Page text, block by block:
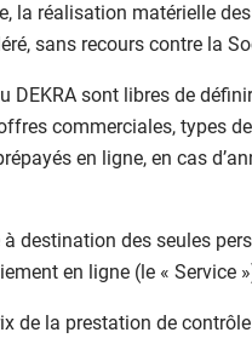
la réalisation matérielle
sans recours contre la
DEKRA sont libres de
commerciales, types
en ligne, en cas
destination des seules
en ligne (le « Service
de la prestation de